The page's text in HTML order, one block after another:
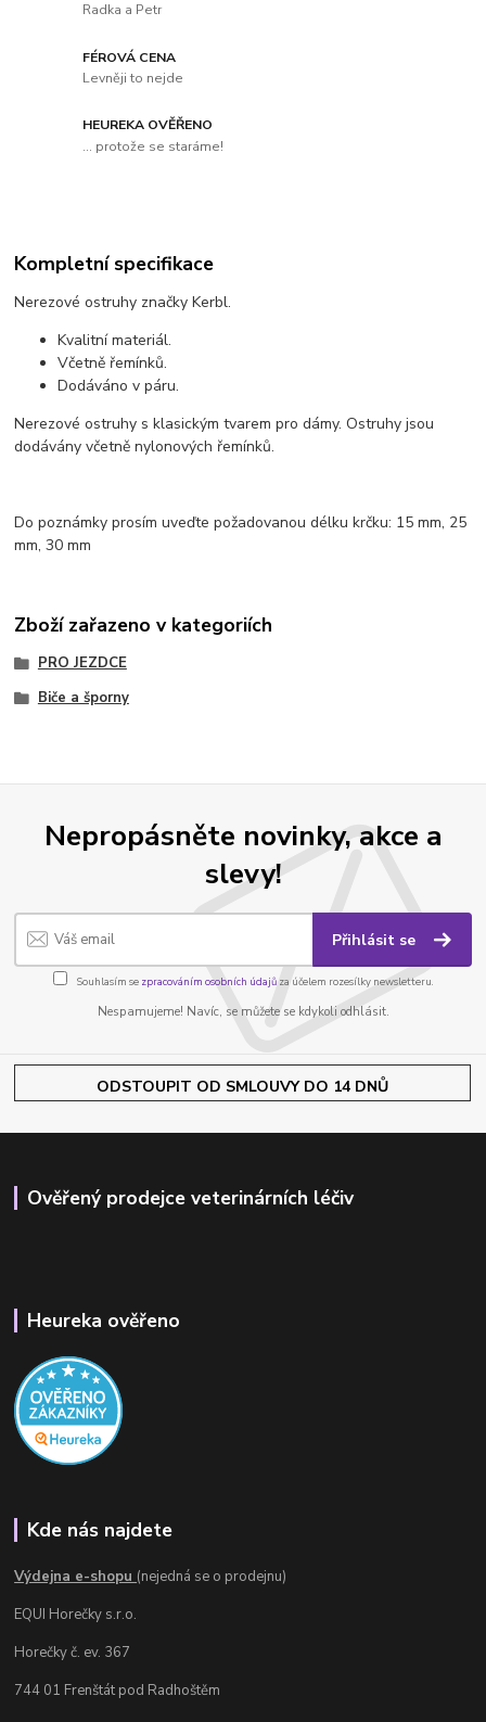
Radka a Petr
FÉROVÁ CENA
Levněji to nejde
HEUREKA OVĚŘENO
... protože se staráme!
Kompletní specifikace
Nerezové ostruhy značky Kerbl.
Kvalitní materiál.
Včetně řemínků.
Dodáváno v páru.
Nerezové ostruhy s klasickým tvarem pro dámy. Ostruhy jsou
dodávány včetně nylonových řemínků.
Do poznámky prosím uveďte požadovanou délku krčku: 15 mm, 25
mm, 30 mm
Zboží zařazeno v kategoriích
PRO JEZDCE
Biče a šporny
Nepropásněte novinky, akce a
slevy!
Přihlásit se
Souhlasím se zpracováním osobních údajůza účelem rozesílky newsletteru.
Nespamujeme! Navíc, se můžete se kdykoli odhlásit.
ODSTOUPIT OD SMLOUVY DO 14 DNŮ
Ověřený prodejce veterinárních léčiv
Heureka ověřeno
Kde nás najdete
Výdejna e-shopu (nejedná se o prodejnu)
EQUI Horečky s.r.o.
Horečky č. ev. 367
744 01 Frenštát pod Radhoštěm